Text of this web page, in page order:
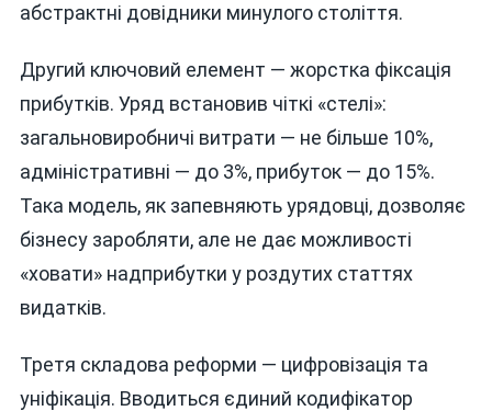
абстрактні довідники минулого століття.
Другий ключовий елемент — жорстка фіксація
прибутків. Уряд встановив чіткі «стелі»:
загальновиробничі витрати — не більше 10%,
адміністративні — до 3%, прибуток — до 15%.
Така модель, як запевняють урядовці, дозволяє
бізнесу заробляти, але не дає можливості
«ховати» надприбутки у роздутих статтях
видатків.
Третя складова реформи — цифровізація та
уніфікація. Вводиться єдиний кодифікатор